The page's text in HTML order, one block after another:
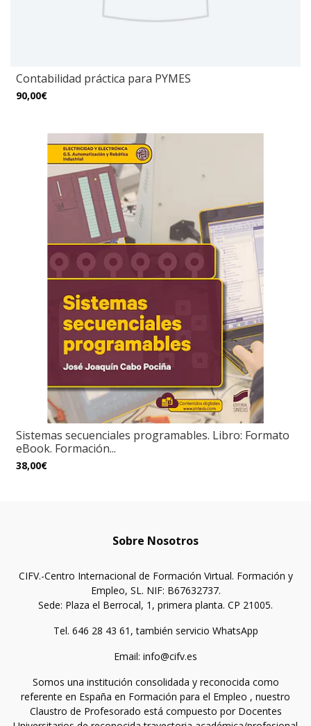
Contabilidad práctica para PYMES
90,00€
Sistemas secuenciales programables. Libro: Formato
eBook. Formación...
38,00€
Sobre Nosotros
CIFV.-Centro Internacional de Formación Virtual. Formación y
Empleo, SL. NIF: B67632737.
Sede: Plaza el Berrocal, 1, primera planta. CP 21005.
Tel. 646 28 43 61, también servicio WhatsApp
Email: info@cifv.es
Somos una institución consolidada y reconocida como
referente en España en Formación para el Empleo , nuestro
Claustro de Profesorado está compuesto por Docentes